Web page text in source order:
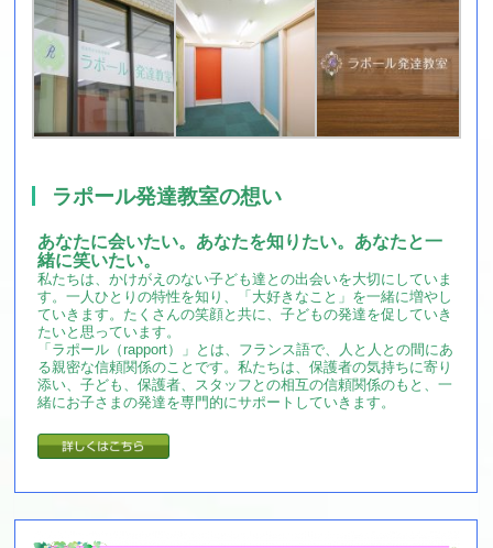
ラポール発達教室の想い
あなたに会いたい。あなたを知りたい。あなたと一
緒に笑いたい。
私たちは、かけがえのない子ども達との出会いを大切にしていま
す。一人ひとりの特性を知り、「大好きなこと」を一緒に増やし
ていきます。たくさんの笑顔と共に、子どもの発達を促していき
たいと思っています。
「ラポール（rapport）」とは、フランス語で、人と人との間にあ
る親密な信頼関係のことです。私たちは、保護者の気持ちに寄り
添い、子ども、保護者、スタッフとの相互の信頼関係のもと、一
緒にお子さまの発達を専門的にサポートしていきます。